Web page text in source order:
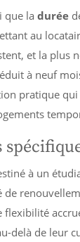
que ladurée
au
et la plus
à neuf
pratique qui
à un
de
flexibilité
delà de leur